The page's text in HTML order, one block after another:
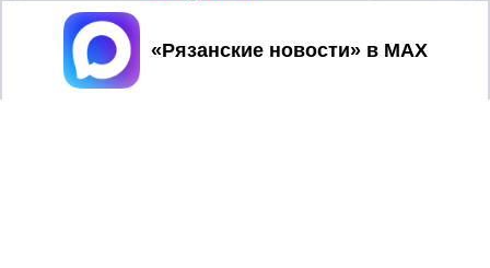
Принять